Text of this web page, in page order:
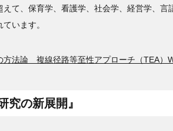
えて、保育学、看護学、社会学、経営学、言
います。
方法論 複線径路等至性アプローチ（TEA）
の新展開』